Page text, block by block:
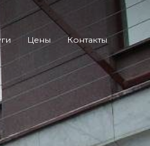
Цены Контакты